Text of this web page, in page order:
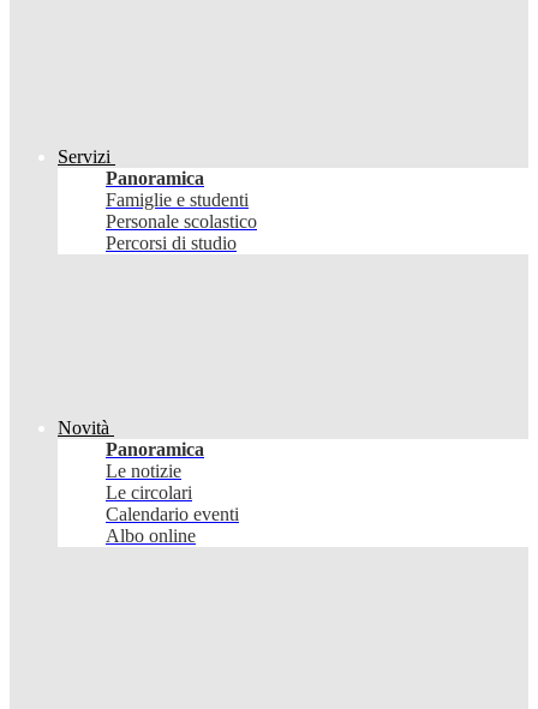
Servizi
Panoramica
Famiglie e studenti
Personale scolastico
Percorsi di studio
Novità
Panoramica
Le notizie
Le circolari
Calendario eventi
Albo online